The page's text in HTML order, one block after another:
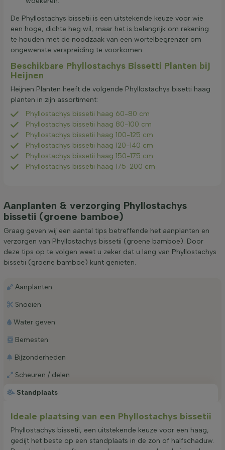
De Phyllostachys bissetii is een uitstekende keuze voor wie
een hoge, dichte heg wil, maar het is belangrijk om rekening
te houden met de noodzaak van een wortelbegrenzer om
ongewenste verspreiding te voorkomen.
Beschikbare Phyllostachys Bissetti Planten bij
Heijnen
Heijnen Planten heeft de volgende Phyllostachys bisetti haag
planten in zijn assortiment:
Phyllostachys bissetii haag 60-80 cm
Phyllostachys bissetii haag 80-100 cm
Phyllostachys bissetii haag 100-125 cm
Phyllostachys bissetii haag 120-140 cm
Phyllostachys bissetii haag 150-175 cm
Phyllostachys bissetii haag 175-200 cm
Aanplanten & verzorging Phyllostachys
bissetii (groene bamboe)
Graag geven wij een aantal tips betreffende het aanplanten en
verzorgen van Phyllostachys bissetii (groene bamboe). Door
deze tips op te volgen weet u zeker dat u lang van Phyllostachys
bissetii (groene bamboe) kunt genieten.
Standplaats
Aanplanten
Snoeien
Water geven
Bemesten
Bijzonderheden
Scheuren / delen
Ideale plaatsing van een Phyllostachys bissetii
Phyllostachys bissetii, een uitstekende keuze voor een haag,
gedijt het beste op een standplaats in de zon of halfschaduw.